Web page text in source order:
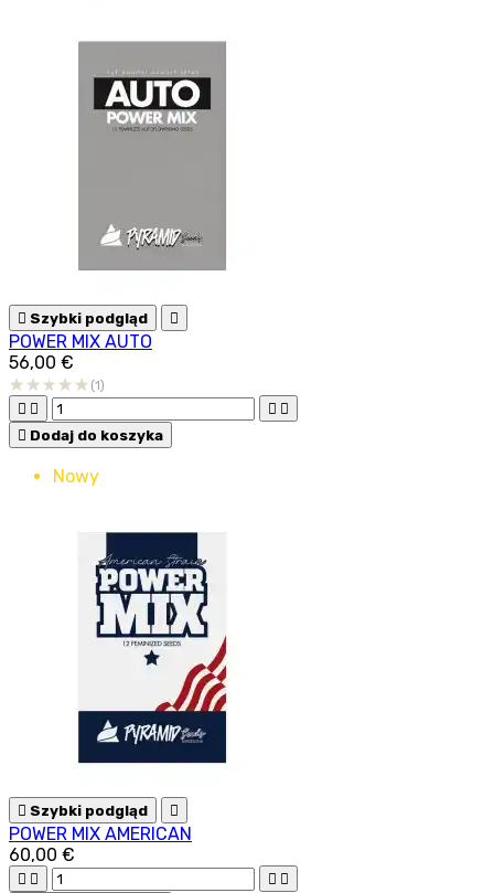
 Szybki podgląd 
POWER MIX AUTO
56,00 €
(1)
   
 Dodaj do koszyka
Nowy
 Szybki podgląd 
POWER MIX AMERICAN
60,00 €
   